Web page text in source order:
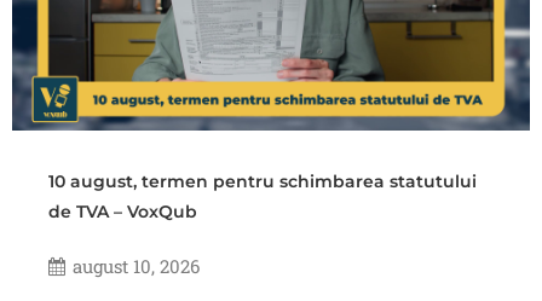
10 august, termen pentru schimbarea statutului
de TVA – VoxQub
august 10, 2026